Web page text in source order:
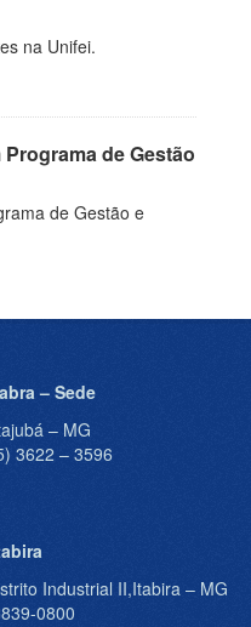
na Unifei.
de Gestão
de Gestão e
– Sede
– MG
3622 – 3596
Industrial II,Itabira – MG
0800